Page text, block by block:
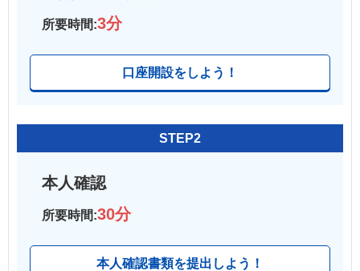
所要時間:3分
口座開設をしよう！
STEP2
本人確認
所要時間:30分
本人確認書類を提出しよう！